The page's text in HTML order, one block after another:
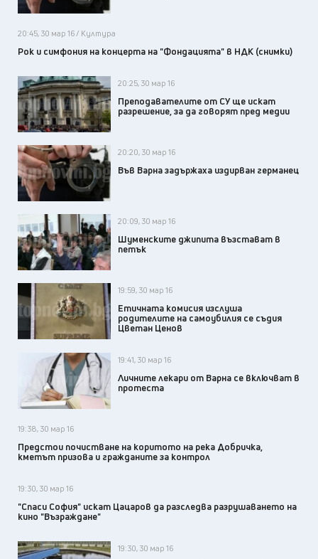
20:45, 30 мар 16 / Култура
Рок и симфония на концерта на "Фондацията" в НДК (снимки)
20:25, 30 мар 16
Преподавателите от СУ ще искат
разрешение, за да говорят пред медии
20:20, 30 мар 16
Във Варна задържаха издирван германец
20:09, 30 мар 16
Шуменските джипита възстават в
петък
19:59, 30 мар 16
Етичната комисия изслуша
родителите на самоубилия се съдия
Цветан Ценов
19:41, 30 мар 16
Личните лекари от Варна се включват в
протеста
19:38, 30 мар 16
Предстои почистване на коритото на река Добричка,
кметът призова и гражданите за контрол
19:30, 30 мар 16
"Спаси София" искат Цацаров да разследва разрушаването на
кино "Възраждане"
19:30, 30 мар 16